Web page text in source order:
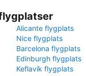
Alicante flygplats
Nice flygplats
Barcelona flygplats
Edinburgh flygplats
Keflavík flygplats